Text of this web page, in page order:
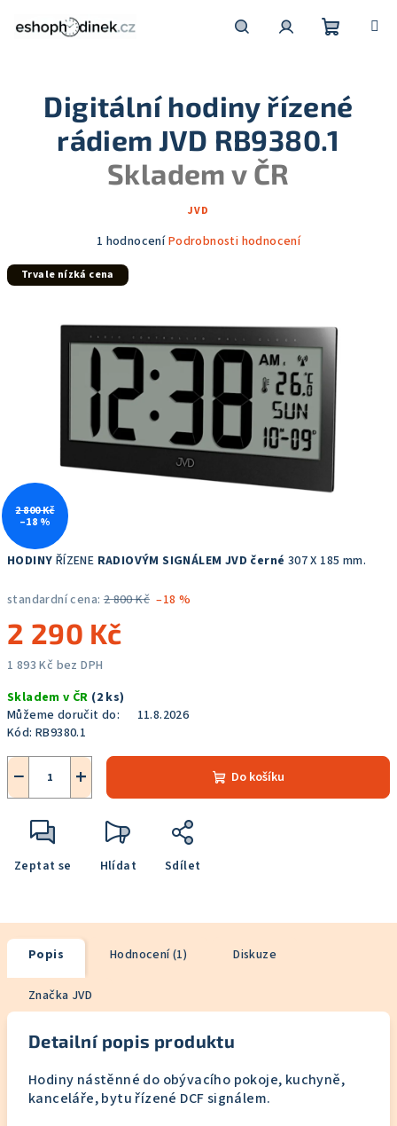
košík
HODINY ŘÍZENE RADIOVÝM SIGNÁLEM JVD černé 307 X 185 mm.
standardní cena: 2 800 Kč –18 %
2 290 Kč
1 893 Kč bez DPH
cena:
Skladem v ČR (2 ks)
Můžeme doručit do:
11.8.2026
Kód: RB9380.1
+
− Do košíku
Zeptat se Hlídat Sdílet
Digitální hodiny řízené
rádiem JVD RB9380.1
Skladem v ČR
JVD
Průměrné
produktu
z
5
hvězdiček.
1 hodnoceníPodrobnosti hodnocení
Trvale nízká cena
2 800 Kč
–18 %
Popis Hodnocení (1) Diskuze
Značka JVD
Detailní popis produktu
Hodiny nástěnné do obývacího pokoje, kuchyně,
kanceláře, bytu řízené DCF signálem.